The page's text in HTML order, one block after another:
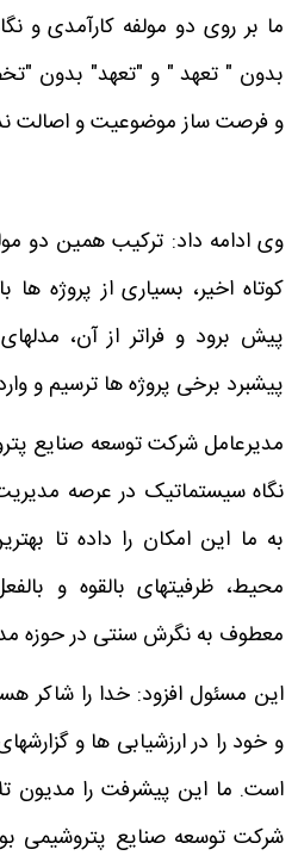
ما بر روی دو مولفه کارآمدی
بدون " تعهد " و "تعهد" بدون
و فرصت ساز موضوعیت و اصالت
وی ادامه داد: ترکیب همین دو
کوتاه اخیر، بسیاری از پروژه ها
پیش برود و فراتر از آن،
پیشبرد برخی پروژه ها ترسیم و
مدیرعامل شرکت توسعه صنایع
نگاه سیستماتیک در عرصه
به ما این امکان را داده تا
محیط، ظرفیتهای بالقوه و
معطوف به نگرش سنتی در حوزه
این مسئول افزود: خدا را شاکر
و خود را در ارزشیابی ها و
است. ما این پیشرفت را مدیون
شرکت توسعه صنایع پتروشیمی